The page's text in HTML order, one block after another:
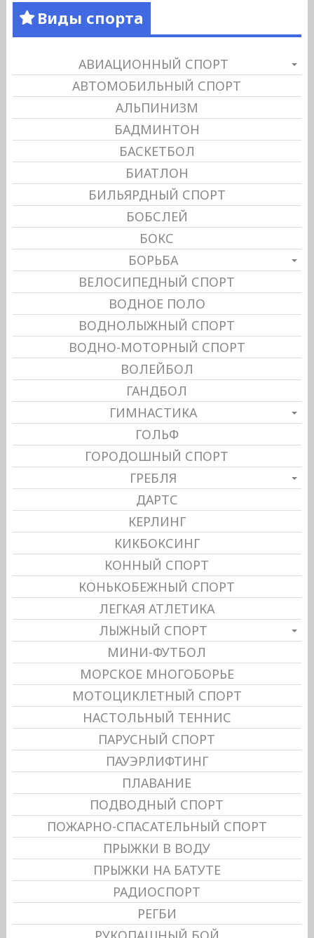
Виды спорта
АВИАЦИОННЫЙ СПОРТ
АВТОМОБИЛЬНЫЙ СПОРТ
АЛЬПИНИЗМ
БАДМИНТОН
БАСКЕТБОЛ
БИАТЛОН
БИЛЬЯРДНЫЙ СПОРТ
БОБСЛЕЙ
БОКС
БОРЬБА
ВЕЛОСИПЕДНЫЙ СПОРТ
ВОДНОЕ ПОЛО
ВОДНОЛЫЖНЫЙ СПОРТ
ВОДНО-МОТОРНЫЙ СПОРТ
ВОЛЕЙБОЛ
ГАНДБОЛ
ГИМНАСТИКА
ГОЛЬФ
ГОРОДОШНЫЙ СПОРТ
ГРЕБЛЯ
ДАРТС
КЕРЛИНГ
КИКБОКСИНГ
КОННЫЙ СПОРТ
КОНЬКОБЕЖНЫЙ СПОРТ
ЛЕГКАЯ АТЛЕТИКА
ЛЫЖНЫЙ СПОРТ
МИНИ-ФУТБОЛ
МОРСКОЕ МНОГОБОРЬЕ
МОТОЦИКЛЕТНЫЙ СПОРТ
НАСТОЛЬНЫЙ ТЕННИС
ПАРУСНЫЙ СПОРТ
ПАУЭРЛИФТИНГ
ПЛАВАНИЕ
ПОДВОДНЫЙ СПОРТ
ПОЖАРНО-СПАСАТЕЛЬНЫЙ СПОРТ
ПРЫЖКИ В ВОДУ
ПРЫЖКИ НА БАТУТЕ
РАДИОСПОРТ
РЕГБИ